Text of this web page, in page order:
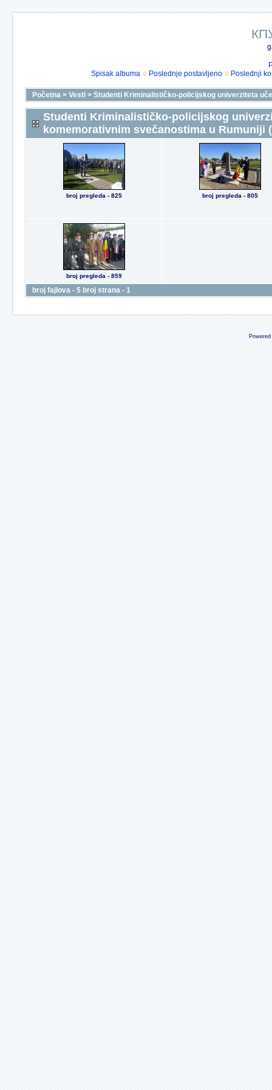
Spisak albuma
Poslednje postavljeno Poslednji
Početna > Vesti > Studenti Kriminalističko-policijskog univerziteta
Studenti Kriminalističko-policijskog
komemorativnim svečanostima u Rumuniji
broj pregleda - 825 broj pregleda - 805
broj pregleda - 859
broj fajlova - 5 broj strana - 1